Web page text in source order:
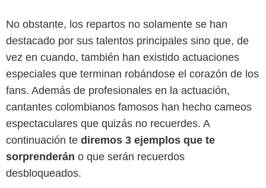
No obstante, los repartos no solamente se han
destacado por sus talentos principales sino que, de
vez en cuando, también han existido actuaciones
especiales que terminan robándose el corazón de los
fans. Además de profesionales en la actuación,
cantantes colombianos famosos han hecho cameos
espectaculares que quizás no recuerdes. A
continuación te diremos 3 ejemplos que te
sorprenderán o que serán recuerdos
desbloqueados.